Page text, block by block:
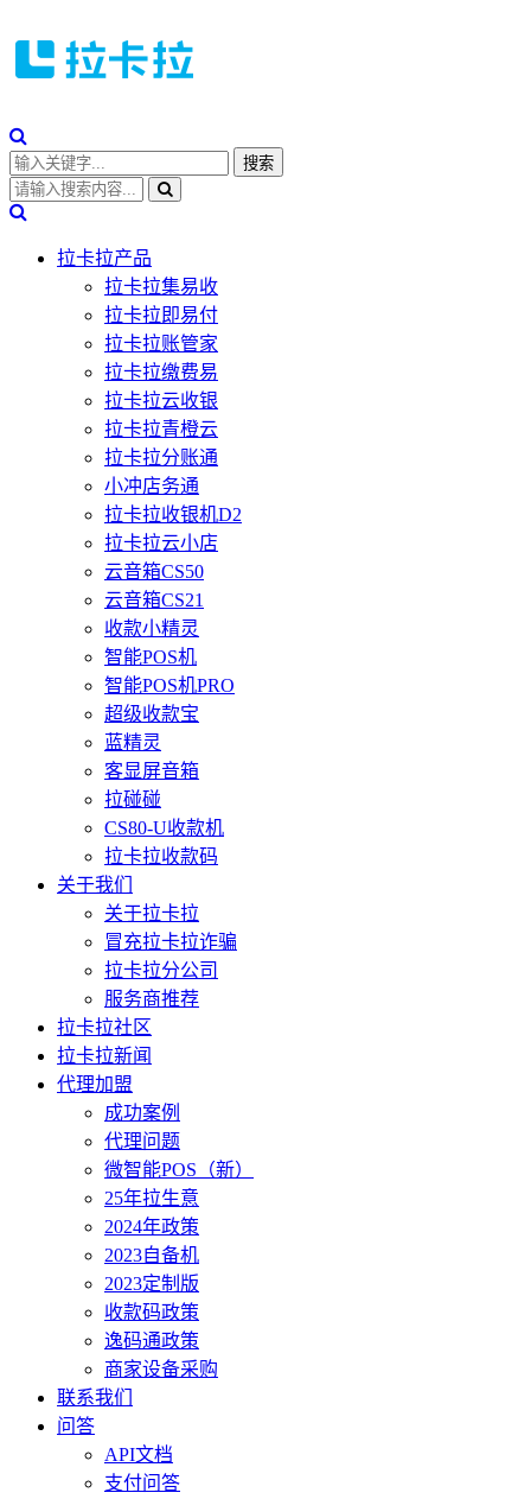
拉卡拉产品
拉卡拉集易收
拉卡拉即易付
拉卡拉账管家
拉卡拉缴费易
拉卡拉云收银
拉卡拉青橙云
拉卡拉分账通
小冲店务通
拉卡拉收银机D2
拉卡拉云小店
云音箱CS50
云音箱CS21
收款小精灵
智能POS机
智能POS机PRO
超级收款宝
蓝精灵
客显屏音箱
拉碰碰
CS80-U收款机
拉卡拉收款码
关于我们
关于拉卡拉
冒充拉卡拉诈骗
拉卡拉分公司
服务商推荐
拉卡拉社区
拉卡拉新闻
代理加盟
成功案例
代理问题
微智能POS（新）
25年拉生意
2024年政策
2023自备机
2023定制版
收款码政策
逸码通政策
商家设备采购
联系我们
问答
API文档
支付问答